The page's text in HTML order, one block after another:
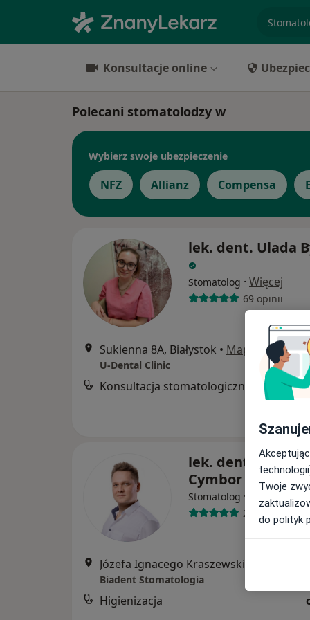
Konsultacje online
Polecani stomatolodzy w
Wybierz swoje ubezpieczenie
NFZ Allianz Compensa
lek. dent. Ulada
Stomatolog · Więcej
69 opinii
Sukienna 8A, Białystok • Mapa
U-Dental Clinic
Konsultacja stomatologiczna
lek. dent. Łukasz
Cymbor
Stomatolog · Więcej
265 opinii
Biadent Stomatologia
Higienizacja
Twoje
do polityk